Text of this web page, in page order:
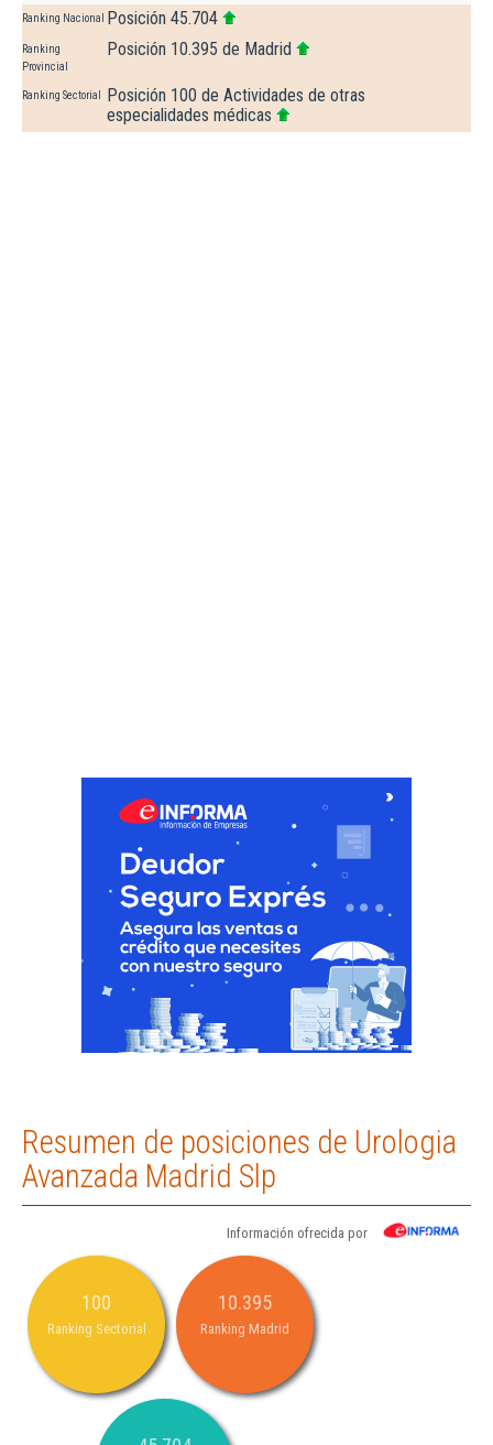
Ranking Nacional Posición 45.704
Ranking
Provincial
Posición 10.395 de Madrid
Ranking Sectorial
Posición 100 de Actividades de otras
especialidades médicas
Resumen de posiciones de Urologia
Avanzada Madrid Slp
Información ofrecida por
100
Ranking Sectorial
10.395
Ranking Madrid